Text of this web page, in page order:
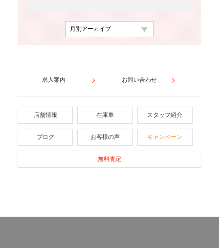
求人案内 お問い合わせ
店舗情報 在庫車 スタッフ紹介
ブログ お客様の声 キャンペーン
無料査定